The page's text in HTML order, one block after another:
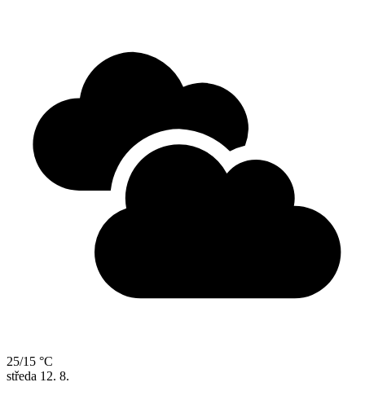
25/15 °C
středa 12. 8.